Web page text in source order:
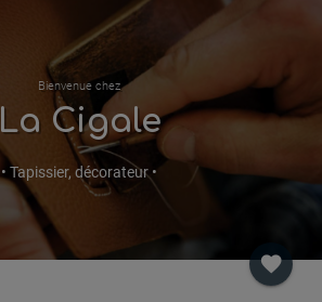
Bienvenue chez
La Cigale
• Tapissier, décorateur •
favorite